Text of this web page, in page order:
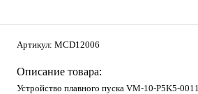
Артикул: MCD12006
Описание товара:
Устройство плавного пуска VM-10-P5K5-